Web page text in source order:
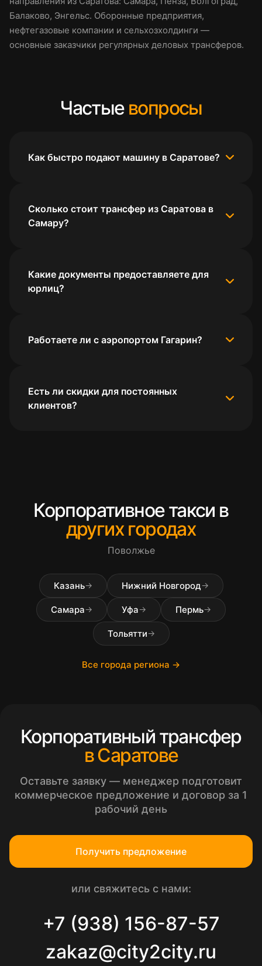
Балаково, Энгельс. Оборонные предприятия,
нефтегазовые компании и сельхозхолдинги —
основные заказчики регулярных деловых трансферов.
Частые вопросы
Как быстро подают машину в Саратове?
Сколько стоит трансфер из Саратова в
Самару?
Какие документы предоставляете для
юрлиц?
Работаете ли с аэропортом Гагарин?
Есть ли скидки для постоянных
клиентов?
Корпоративное такси в
других городах
Поволжье
Казань→ Нижний Новгород→
Самара→ Уфа→ Пермь→
Тольятти→
Все города региона →
Корпоративный трансфер
в Саратове
Оставьте заявку — менеджер подготовит
коммерческое предложение и договор за 1
рабочий день
Получить предложение
или свяжитесь с нами:
+7 (938) 156-87-57
zakaz@city2city.ru